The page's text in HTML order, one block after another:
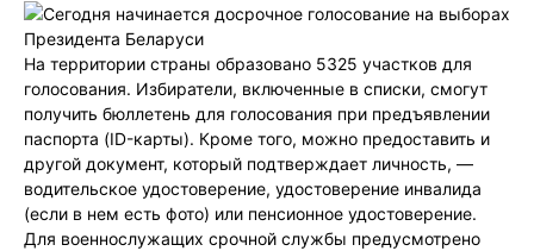
На территории страны образовано 5325 участков для
голосования. Избиратели, включенные в списки, смогут
получить бюллетень для голосования при предъявлении
паспорта (ID-карты). Кроме того, можно предоставить и
другой документ, который подтверждает личность, —
водительское удостоверение, удостоверение инвалида
(если в нем есть фото) или пенсионное удостоверение.
Для военнослужащих срочной службы предусмотрено